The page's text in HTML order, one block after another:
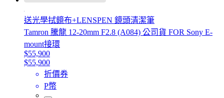
送光學拭鏡布+LENSPEN 鏡頭清潔筆
Tamron 騰龍 12-20mm F2.8 (A084) 公司貨 FOR Sony E-
mount接環
$55,900
$55,900
折價券
P幣